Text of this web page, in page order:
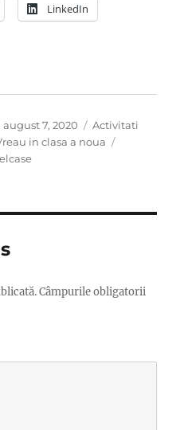
LinkedIn
Publicat
pe
august 7, 2020 Categorii
Activitati
in clasa a noua
Câmpurile obligatorii